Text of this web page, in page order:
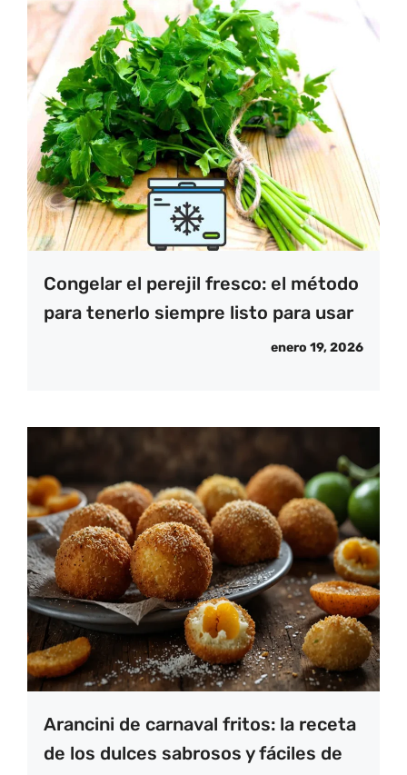
Congelar el perejil fresco: el método
para tenerlo siempre listo para usar
enero 19, 2026
Arancini de carnaval fritos: la receta
de los dulces sabrosos y fáciles de